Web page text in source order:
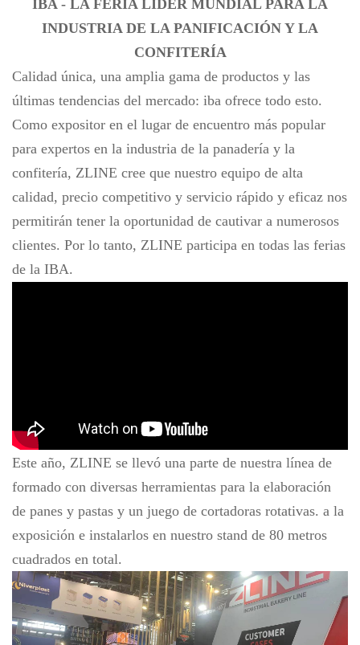
IBA - LA FERIA LÍDER MUNDIAL PARA LA
INDUSTRIA DE LA PANIFICACIÓN Y LA
CONFITERÍA
Calidad única, una amplia gama de productos y las
últimas tendencias del mercado: iba ofrece todo esto.
Como expositor en el lugar de encuentro más popular
para expertos en la industria de la panadería y la
confitería, ZLINE cree que nuestro equipo de alta
calidad, precio competitivo y servicio rápido y eficaz nos
permitirán tener la oportunidad de cautivar a numerosos
clientes. Por lo tanto, ZLINE participa en todas las ferias
de la IBA.
Este año, ZLINE se llevó una parte de nuestra línea de
formado con diversas herramientas para la elaboración
de panes y pastas y un juego de cortadoras rotativas. a la
exposición e instalarlos en nuestro stand de 80 metros
cuadrados en total.